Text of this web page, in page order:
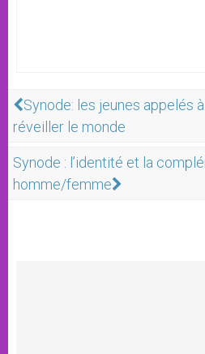
Synode: les jeunes appelés
réveiller le monde
Synode : l’identité et la
homme/femme